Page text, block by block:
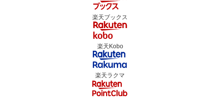
楽天ブックス
楽天Kobo
楽天ラクマ